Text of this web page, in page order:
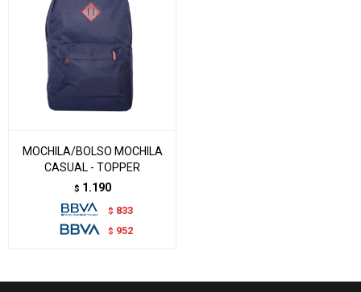
MOCHILA/BOLSO MOCHILA
CASUAL - TOPPER
$ 1.190
$ 833
$ 952